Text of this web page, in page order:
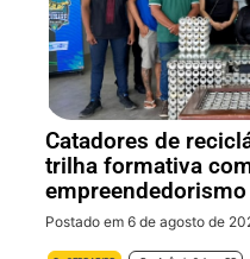
Catadores de
trilha formativa
Postado em 6 de agosto de